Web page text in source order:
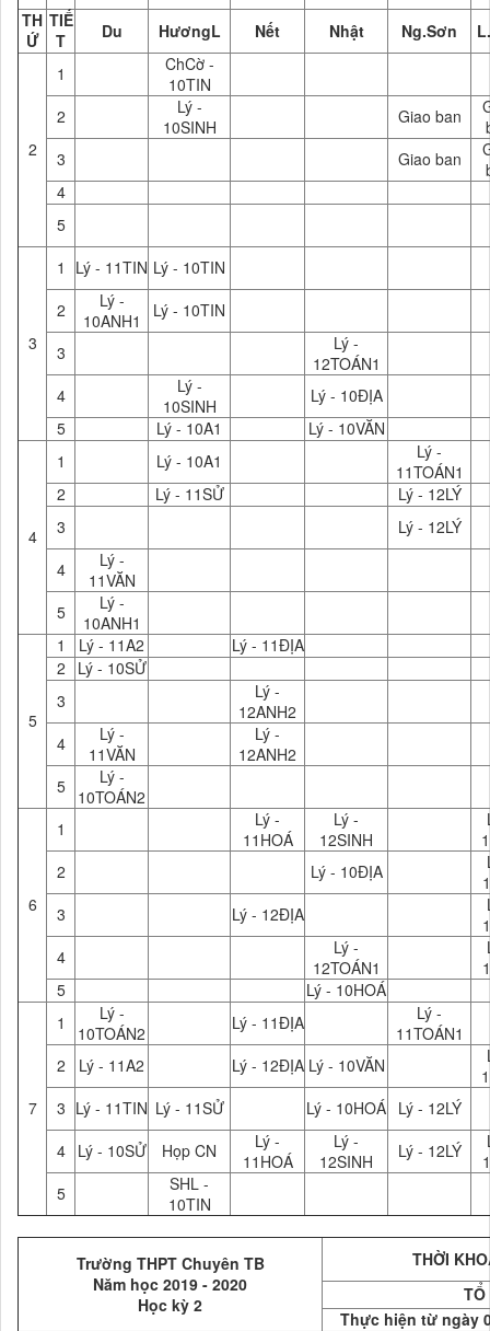
TH
Ứ
TIẾ
T
Du HươngL Nết Nhật Ng.Sơn
2
1
ChCờ -
10TIN
2
Lý -
10SINH
Giao ban
3
Giao ban
4
5
3
1 Lý - 11TIN Lý - 10TIN
2
Lý -
10ANH1
Lý - 10TIN
3
Lý -
12TOÁN1
4
Lý -
10SINH
Lý - 10ĐỊA
5
Lý - 10A1 Lý - 10VĂN
4
1 Lý - 10A1
Lý -
11TOÁN1
2
Lý - 11SỬ
Lý - 12LÝ
3
Lý - 12LÝ
4
Lý -
11VĂN
5
Lý -
10ANH1
5
1 Lý - 11A2
Lý - 11ĐỊA
2
Lý - 10SỬ
3
Lý -
12ANH2
4
Lý -
11VĂN
Lý -
12ANH2
5
Lý -
10TOÁN2
6
1
Lý -
11HOÁ
Lý -
12SINH
2
Lý - 10ĐỊA
3
Lý - 12ĐỊA
4
Lý -
12TOÁN1
5
Lý - 10HOÁ
7
1
Lý -
10TOÁN2
Lý - 11ĐỊA
Lý -
11TOÁN1
2
Lý - 11A2 Lý - 12ĐỊA Lý - 10VĂN
3 Lý - 11TIN Lý - 11SỬ Lý - 10HOÁ Lý - 12LÝ
4
Lý - 10SỬ Họp CN
Lý -
11HOÁ
Lý -
12SINH
Lý - 12LÝ
5
SHL -
10TIN
Trường THPT Chuyên TB
Năm học 2019 - 2020
Học kỳ 2
THỜI
TỔ
Thực hiện từ ngày